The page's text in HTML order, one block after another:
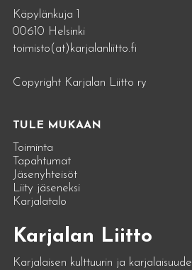
Käpylänkuja 1
00610 Helsinki
toimisto(at)karjalanliitto.fi
Copyright Karjalan Liitto ry
TULE MUKAAN
Toiminta
Tapahtumat
Jäsenyhteisöt
Liity jäseneksi
Karjalatalo
Karjalan Liitto
Karjalaisen kulttuurin ja